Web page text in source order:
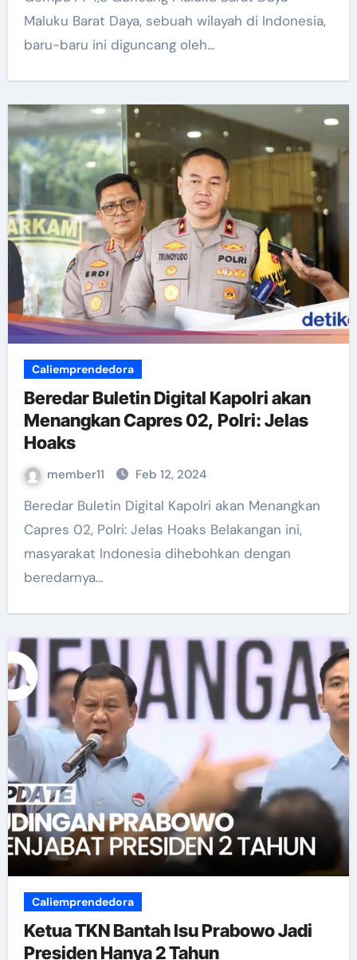
Maluku Barat Daya, sebuah wilayah di Indonesia,
baru-baru ini diguncang oleh…
Caliemprendedora
Beredar Buletin Digital Kapolri akan
Menangkan Capres 02, Polri: Jelas
Hoaks
member11 Feb 12, 2024
Beredar Buletin Digital Kapolri akan Menangkan
Capres 02, Polri: Jelas Hoaks Belakangan ini,
masyarakat Indonesia dihebohkan dengan
beredarnya…
Caliemprendedora
Ketua TKN Bantah Isu Prabowo Jadi
Presiden Hanya 2 Tahun